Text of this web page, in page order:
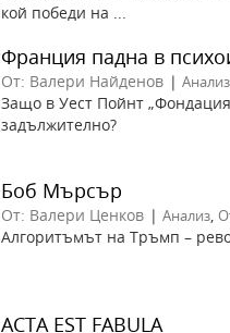
кой победи на ...
Франция падна в
От: Валери Найденов | Анализ
Защо в Уест Пойнт
задължително?
Боб Мърсър
От: Валери Ценков | Анализ,
Алгоритъмът на Тръмп –
ACTA EST FABULA